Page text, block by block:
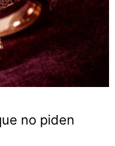
no piden